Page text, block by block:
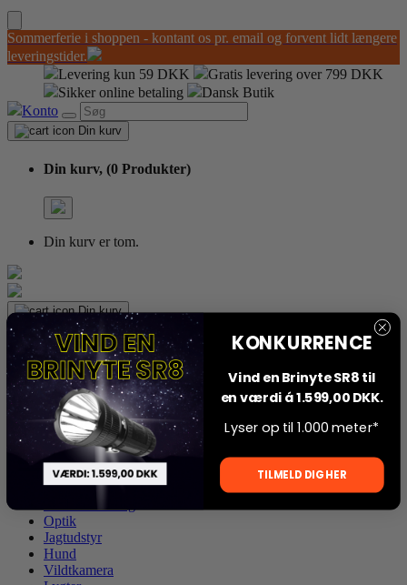
Sommerferie i shoppen - kontant os pr. email og forvent lidt længere
leveringstider.
Levering kun 59 DKK
Gratis levering over 799 DKK
Sikker online betaling
Dansk Butik
Konto
Din kurv
Din kurv, (0 Produkter)
Din kurv er tom.
Din kurv
Din kurv,(0 Produkter)
Din kurv er tom.
Optik
Jagtudstyr
Hund
Vildtkamera
KONKURRENCE
Vind en Brinyte SR8 til
en værdi á 1.599,00 DKK.
Lyser op til 1.000 meter*
TILMELD DIG HER